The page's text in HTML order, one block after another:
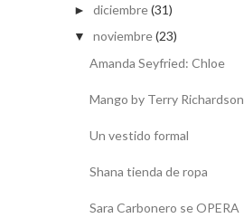
► diciembre(31)
▼ noviembre(23)
Amanda Seyfried: Chloe
Mango by Terry Richardson
Un vestido formal
Shana tienda de ropa
Sara Carbonero se OPERA